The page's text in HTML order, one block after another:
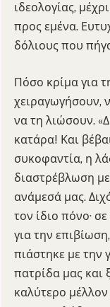
ιδεολογίας,
προς εμένα.
δόλιους που
Πόσο κρίμα για
χειραγωγήσουν,
να τη λιώσουν.
κατάρα! Και
συκοφαντία, η
διαστρέβλωση
ανάμεσά μας.
τον ίδιο πόνο·
για την
πιάστηκε με την
πατρίδα μας και
καλύτερο